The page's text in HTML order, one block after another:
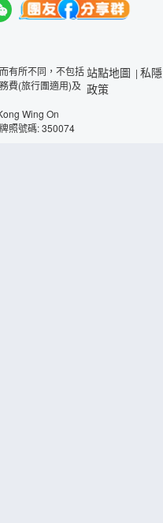
有所不同，不包括
費(旅行團適用)及
Wing On
照號碼: 350074
站點地圖 | 私隱
政策